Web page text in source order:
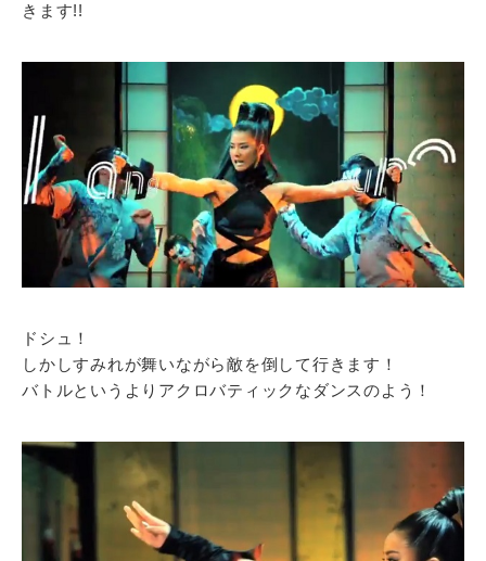
きます!!
ドシュ！
しかしすみれが舞いながら敵を倒して行きます！
バトルというよりアクロバティックなダンスのよう！